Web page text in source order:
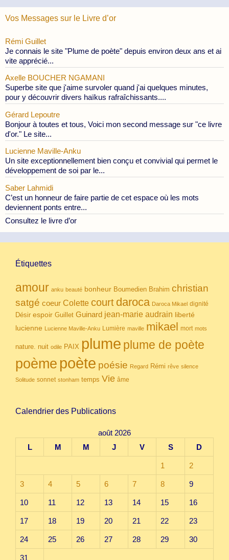
Vos Messages sur le Livre d’or
Rémi Guillet
Je connais le site "Plume de poète" depuis environ deux ans et ai
vite apprécié...
Axelle BOUCHER NGAMANI
Superbe site que j'aime survoler quand j'ai quelques minutes,
pour y découvrir divers haïkus rafraîchissants....
Gérard Lepoutre
Bonjour à toutes et tous, Voici mon second message sur "ce livre
d'or." Le site...
Lucienne Maville-Anku
Un site exceptionnellement bien conçu et convivial qui permet le
développement de soi par le...
Saber Lahmidi
C’est un honneur de faire partie de cet espace où les mots
deviennent ponts entre...
Consultez le livre d’or
Étiquettes
amour anku beauté bonheur Boumedien Brahim christian
satgé coeur Colette court daroca Daroca Mikael dignité
Désir espoir Guillet Guinard jean-marie audrain liberté
lucienne Lucienne Maville-Anku Lumière maville mikael mort mots
nature. nuit odile PAIX plume plume de poète
poème poète poésie Regard Rémi rêve silence
Solitude sonnet stonham temps Vie âme
Calendrier des Publications
août 2026
L
M M J V S D
1 2
3 4 5 6 7 8 9
10 11 12 13 14 15 16
17 18 19 20 21 22 23
24 25 26 27 28 29 30
31